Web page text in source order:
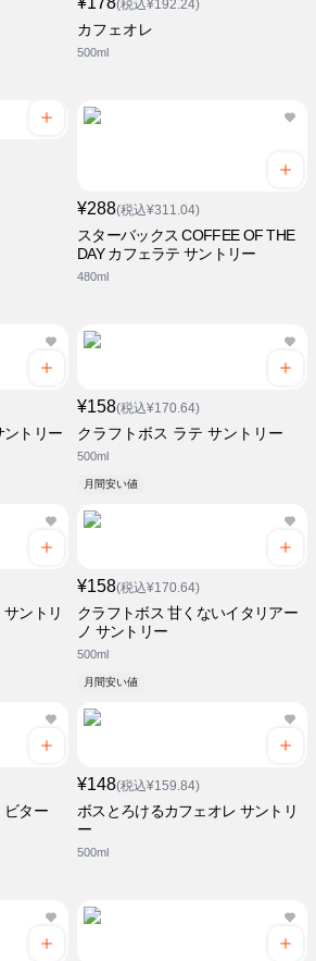
(税込¥192.24)
カフェオレ
500ml
¥288(税込¥311.04)
スターバックス COFFEE OF THE
DAY カフェラテ サントリー
480ml
ントリー
¥158(税込¥170.64)
クラフトボス ラテ サントリー
500ml
月間安い値
ントリ
¥158(税込¥170.64)
クラフトボス 甘くないイタリアー
ノ サントリー
500ml
月間安い値
ビター
¥148(税込¥159.84)
ボスとろけるカフェオレ サントリ
ー
500ml